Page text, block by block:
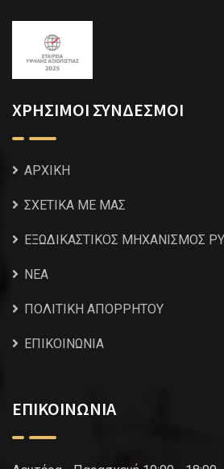
ΧΡΗΣΙΜΟΙ ΣΥΝΔΕΣΜΟΙ
ΑΡΧΙΚΗ
ΣΧΕΤΙΚΑ ΜΕ ΜΑΣ
ΕΞΩΔΙΚΑΣΤΙΚΟΣ ΜΗΧΑΝΙΣΜΟΣ
NEA
ΠΟΛΙΤΙΚΗ ΑΠΟΡΡΗΤΟΥ
ΕΠΙΚΟΙΝΩΝΙΑ
ΕΠΙΚΟΙΝΩΝΙΑ